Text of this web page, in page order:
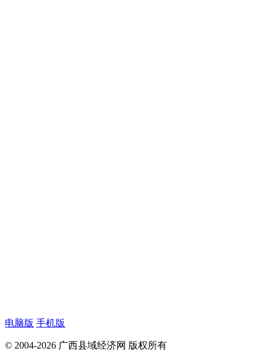
电脑版 手机版
© 2004-2026 广西县域经济网 版权所有